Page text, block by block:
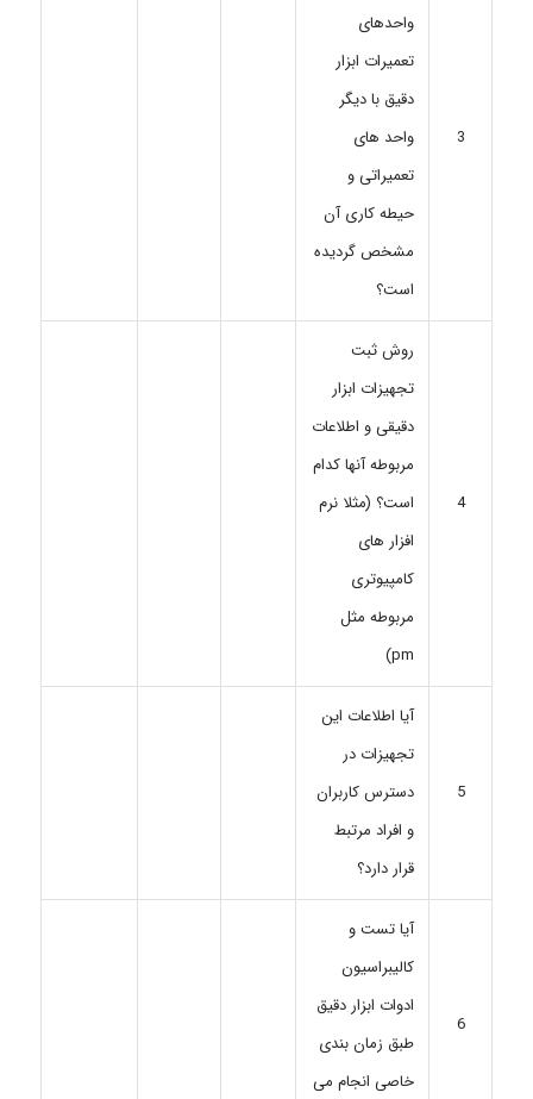
3
واحدهای
تعمیرات ابزار
دقیق با دیگر
واحد های
تعمیراتی و
حیطه کاری آن
مشخص گردیده
است؟
4
روش ثبت
تجهیزات ابزار
دقیقی و اطلاعات
مربوطه آنها کدام
است؟ (مثلا نرم
افزار های
کامپیوتری
مربوطه مثل
pm)
5
آیا اطلاعات این
تجهیزات در
دسترس کاربران
و افراد مرتبط
قرار دارد؟
6
آیا تست و
کالیبراسیون
ادوات ابزار دقیق
طبق زمان بندی
خاصی انجام می